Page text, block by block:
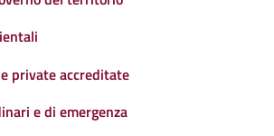
private accreditate
e di emergenza